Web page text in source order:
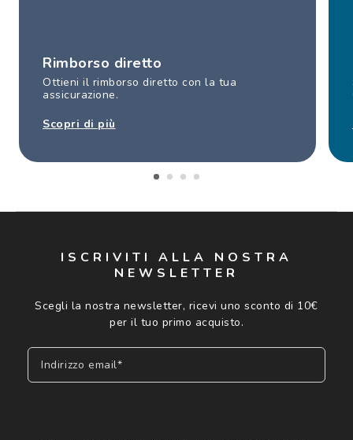
Rimborso diretto
Ottieni il rimborso diretto con la tua
assicurazione.
Scopri di più
ISCRIVITI ALLA NOSTRA
NEWSLETTER
Scegli la nostra newsletter, ricevi uno sconto di 10€
per il tuo primo acquisto.
Indirizzo email*